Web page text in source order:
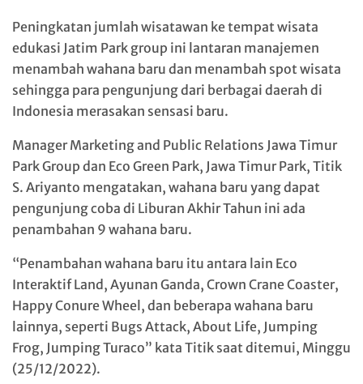
Peningkatan jumlah wisatawan ke tempat wisata
edukasi Jatim Park group ini lantaran manajemen
menambah wahana baru dan menambah spot wisata
sehingga para pengunjung dari berbagai daerah di
Indonesia merasakan sensasi baru.
Manager Marketing and Public Relations Jawa Timur
Park Group dan Eco Green Park, Jawa Timur Park, Titik
S. Ariyanto mengatakan, wahana baru yang dapat
pengunjung coba di Liburan Akhir Tahun ini ada
penambahan 9 wahana baru.
“Penambahan wahana baru itu antara lain Eco
Interaktif Land, Ayunan Ganda, Crown Crane Coaster,
Happy Conure Wheel, dan beberapa wahana baru
lainnya, seperti Bugs Attack, About Life, Jumping
Frog, Jumping Turaco” kata Titik saat ditemui, Minggu
(25/12/2022).